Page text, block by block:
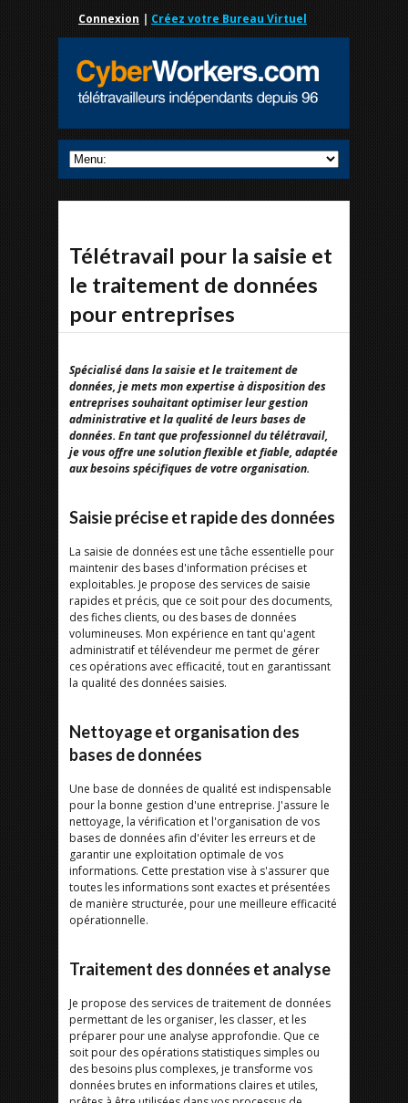
Connexion | Créez votre Bureau Virtuel
Télétravail pour la saisie et
le traitement de données
pour entreprises
Spécialisé dans la saisie et le traitement de
données, je mets mon expertise à disposition des
entreprises souhaitant optimiser leur gestion
administrative et la qualité de leurs bases de
données. En tant que professionnel du télétravail,
je vous offre une solution flexible et fiable, adaptée
aux besoins spécifiques de votre organisation.
Saisie précise et rapide des données
La saisie de données est une tâche essentielle pour
maintenir des bases d'information précises et
exploitables. Je propose des services de saisie
rapides et précis, que ce soit pour des documents,
des fiches clients, ou des bases de données
volumineuses. Mon expérience en tant qu'agent
administratif et télévendeur me permet de gérer
ces opérations avec efficacité, tout en garantissant
la qualité des données saisies.
Nettoyage et organisation des
bases de données
Une base de données de qualité est indispensable
pour la bonne gestion d'une entreprise. J'assure le
nettoyage, la vérification et l'organisation de vos
bases de données afin d'éviter les erreurs et de
garantir une exploitation optimale de vos
informations. Cette prestation vise à s'assurer que
toutes les informations sont exactes et présentées
de manière structurée, pour une meilleure efficacité
opérationnelle.
Traitement des données et analyse
Je propose des services de traitement de données
permettant de les organiser, les classer, et les
préparer pour une analyse approfondie. Que ce
soit pour des opérations statistiques simples ou
des besoins plus complexes, je transforme vos
données brutes en informations claires et utiles,